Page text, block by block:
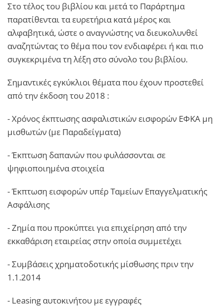
Στο τέλος του βιβλίου και μετά το Παράρτημα
παρατίθενται τα ευρετήρια κατά μέρος και
αλφαβητικά, ώστε ο αναγνώστης να διευκολυνθεί
αναζητώντας το θέμα που τον ενδιαφέρει ή και πιο
συγκεκριμένα τη λέξη στο σύνολο του βιβλίου.
Σημαντικές εγκύκλιοι θέματα που έχουν προστεθεί
από την έκδοση του 2018 :
- Χρόνος έκπτωσης ασφαλιστικών εισφορών ΕΦΚΑ μη
μισθωτών (με Παραδείγματα)
- Έκπτωση δαπανών που φυλάσσονται σε
ψηφιοποιημένα στοιχεία
- Έκπτωση εισφορών υπέρ Ταμείων Επαγγελματικής
Ασφάλισης
- Ζημία που προκύπτει για επιχείρηση από την
εκκαθάριση εταιρείας στην οποία συμμετέχει
- Συμβάσεις χρηματοδοτικής μίσθωσης πριν την
1.1.2014
- Leasing αυτοκινήτου με εγγραφές